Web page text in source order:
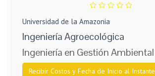
Universidad de la Amazonia
Ingeniería Agroecológica
Ingeniería en Gestión Ambiental
Recibir Costos y Fecha de Inicio al Instante